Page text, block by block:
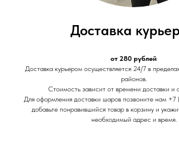
Доставка
от 280 рублей
Доставка курьером осуществляется 24/7 в
районов.
Стоимость зависит от времени доставки и
Для оформления доставки шаров позвоните нам
добавьте понравившийся товар в корзину и
необходимый адрес и время.